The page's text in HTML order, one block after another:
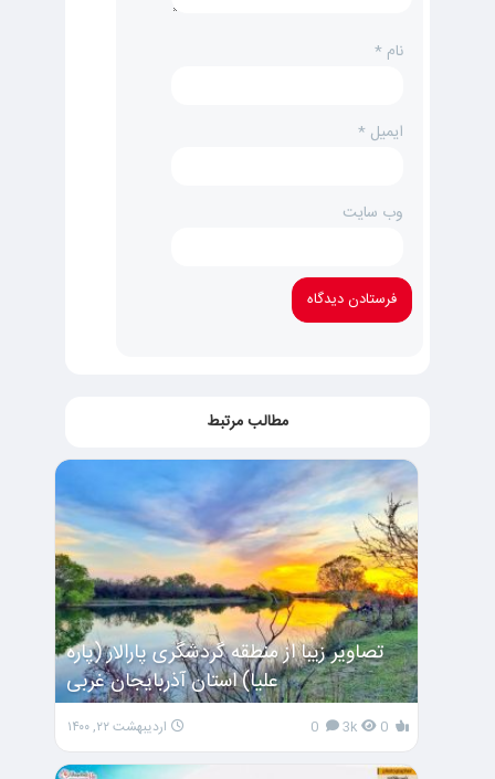
نام *
ایمیل *
وب‌ سایت
مطالب مرتبط
تصاویر زیبا از منطقه گردشگری پارالار (پاره
علیا) استان آذربایجان غربی
3k اردیبهشت ۲۲, ۱۴۰۰